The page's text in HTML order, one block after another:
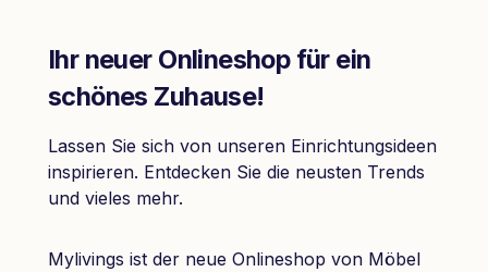
Ihr neuer Onlineshop für ein
schönes Zuhause!
Lassen Sie sich von unseren Einrichtungsideen
inspirieren. Entdecken Sie die neusten Trends
und vieles mehr.
Mylivings ist der neue Onlineshop von Möbel